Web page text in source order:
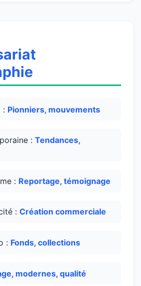
: Pionniers, mouvements
: Tendances,
: Reportage, témoignage
: Création commerciale
: Fonds, collections
modernes, qualité